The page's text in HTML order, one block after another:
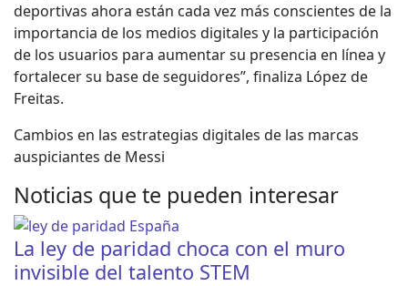
deportivas ahora están cada vez más conscientes de la
importancia de los medios digitales y la participación
de los usuarios para aumentar su presencia en línea y
fortalecer su base de seguidores”, finaliza López de
Freitas.
Cambios en las estrategias digitales de las marcas
auspiciantes de Messi
Noticias que te pueden interesar
La ley de paridad choca con el muro
invisible del talento STEM